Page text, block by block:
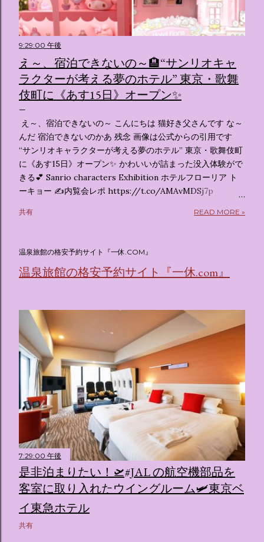
9:29:00 午後
え～、宿泊できないの～🏨“サンリオキャ
ラクターが考える夢のホテル” 東京・歌舞
伎町に《あす15日》オープン✨️
え～、宿泊できないの～ こんにちは 猫好き父さんです な～
んだ 宿泊できないのかあ 残念 画像は公式からの引用です
“サンリオキャラクターが考える夢のホテル” 東京・歌舞伎町
に《あす15日》オープン✨️ かわいいが詰まった没入体験がで
きる💕 Sanrio characters Exhibition ホテルフローリア ト
ーキョー ✍️内覧会レポ https://t.co/AMAvMDSj7p
pic.twitter.com/sKx7uXeXHW — オリコンニュース
(@oricon) July 14, 2026 ホテルフローリア トーキョー
はなく、2026年7月15日から東京・新宿でスタートする サン
リオキャラクターズの体験型・没入型展示イベント の名称で
陸となります。 まるで本当にラグジュアリーホテルにチェッ
クインしてルームツアーを楽しむような、特別な空間が演出
されています。その魅力をいくつかのかたまりに分けてご紹
介します。 🔑 1. コンセプトは「サンリオキャラが考える夢
のホテル」 デジタルメディア技術で世界的に知られるクリエ
イティブプロダクション「d'strict」が手掛けており、五感を
刺激する美しいデジタルアートとストーリー性の高い全11の
テーマブースで構成されています。 チェックインからスター
ト ：ピンクを基調とした華やかなエントランスロビーでルー
ムキーを受け取り、まるでホテルに滞在するかのような没入
感を味わいながら進んでいきます。ロビーではお花をまとっ
たポムポムプリンが出迎えてくれます。 幻想的な共有スペー
ス ：きらめく光に満ちたガーデンや、美しいボールルーム
（舞踏会）、さらには本物の砂を使ったピンク色の美しいビ
ーチ（ポチャッコの隣に座れるエリア）など、写真映え間違
いなしの空間が広がります。 🛌 2. 個性あふれる「9つの客室
（テーマルーム）」 イベントの目玉となるのが、サンリオの
共有 READ MORE »
温泉旅館の格安予約サイト『一休.COM』
温泉旅館の格安予約サイト『一休.com』
7:29:00 午後
是非泊まりたい！🛫#JAL の航空機部品を
客室に取り入れたウイングルーム🛩東京ベ
イ東急ホテル
共有